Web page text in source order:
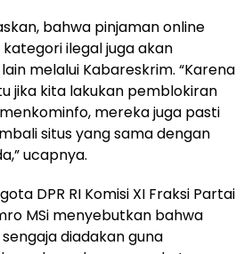
bahwa pinjaman online
ilegal juga akan
melalui Kabareskrim. “Karena
jika kita lakukan pemblokiran
mereka juga pasti
situs yang sama dengan
ucapnya.
DPR RI Komisi XI Fraksi Partai
MSi menyebutkan bahwa
diadakan guna